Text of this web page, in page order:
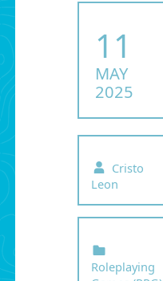
11
MAY
2025
Written by:
Cristo
Leon
Roleplaying